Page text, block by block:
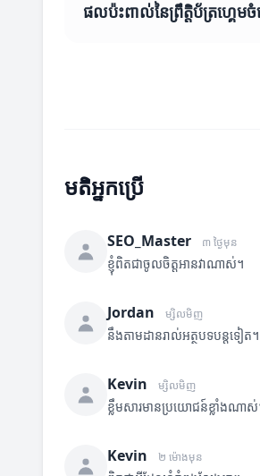
ផលប៉ះពាល់នៃព្រឹត្តិប័ត្រហ្គេ
មតិអ្នកប្រើ
SEO_Master ៣ ថ្ងៃមុន
ខ្ញុំពិតជាចូលចិត្តអានវាណាស់។
Jordan ម្សិលមិញ
នឹងតាមដានរាល់អត្ថបទបន្តទៀត។
Kevin ម្សិលមិញ
ខ្លឹមសារមានប្រយោជន៍ខ្លាំងណា
Kevin ២ ម៉ោងមុន